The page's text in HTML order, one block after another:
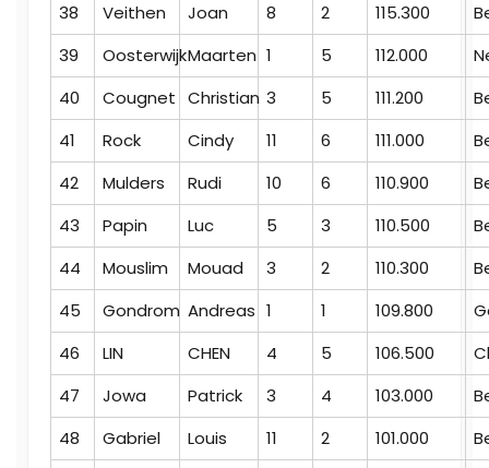
38
Veithen Joan 8 2 115.300
39
OosterwijkMaarten 1 5 112.000
40
Cougnet Christian 3 5 111.200
41
Rock Cindy 11 6 111.000
42
Mulders Rudi 10 6 110.900
43
Papin Luc 5 3 110.500
44
Mouslim Mouad 3 2 110.300
45
Gondrom Andreas 1 1 109.800
46
LIN CHEN 4 5 106.500
47
Jowa Patrick 3 4 103.000
48
Gabriel Louis 11 2 101.000